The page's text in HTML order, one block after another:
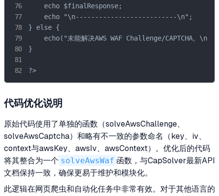
    echo $finalResponse;
    echo "\n--------------------------\n";
} else {
    echo("未能解决AWS WAF Challenge/CAPTCHA。\n");
}
?>
代码优化说明
原始代码使用了单独的函数（solveAwsChallenge、
solveAwsCaptcha）和略有不一致的参数命名（key、iv、
context与awsKey、awsIv、awsContext）。优化后的代码
将其整合为一个 solveAwsWaf 函数，与CapSolver最新API
文档保持一致，确保更易于维护和模块化。
此逻辑在网页爬虫和自动化任务中非常有效。对于其他语言的